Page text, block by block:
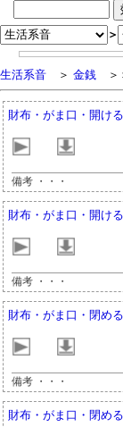
＞
生活系音 ＞ 金銭 ＞
財布・がま口・開け
備考 ・・・
財布・がま口・開け
備考 ・・・
財布・がま口・閉め
備考 ・・・
財布・がま口・閉め